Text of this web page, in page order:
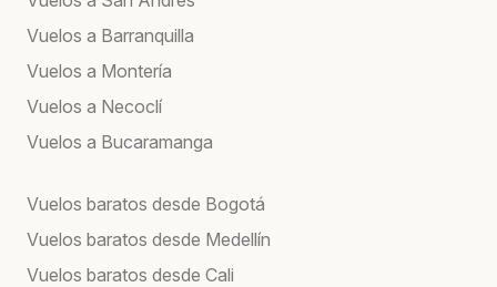
Vuelos a Barranquilla
Vuelos a Montería
Vuelos a Necoclí
Vuelos a Bucaramanga
Vuelos baratos desde Bogotá
Vuelos baratos desde Medellín
Vuelos baratos desde Cali